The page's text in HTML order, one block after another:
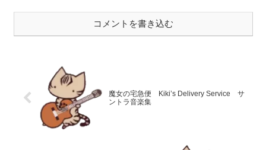
コメントを書き込む
魔女の宅急便 Kiki’s Delivery Service サ
ントラ音楽集